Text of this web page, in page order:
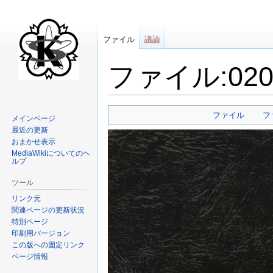
ファイル
ビ
ゲ
ー
シ
ョ
ン
に
移
動
索
に
移
動
ファイル フ
ファイル 議論
メインページ
最近の更新
おまかせ表示
MediaWikiについてのヘ
ルプ
ツール
リンク元
関連ページの更新状況
特別ページ
印刷用バージョン
この版への固定リンク
ページ情報